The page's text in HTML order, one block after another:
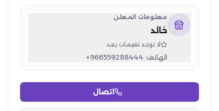
معلومات المعلن
خالد
لا توجد تقييمات بعد
الهاتف: +966559288444
اتصال